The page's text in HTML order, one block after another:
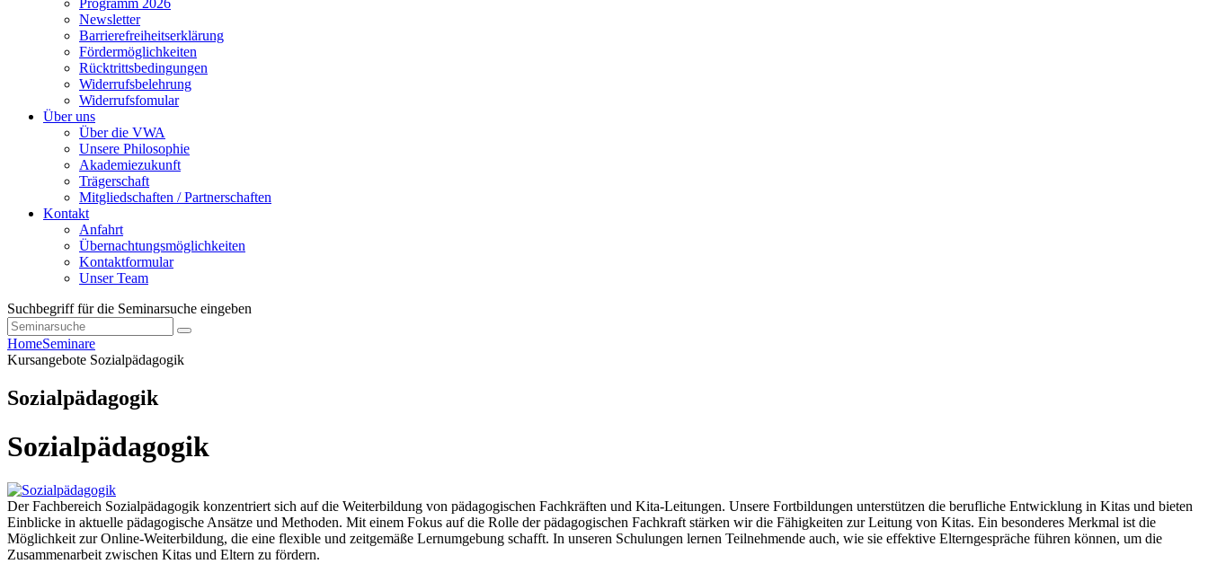
Programm 2026
Newsletter
Barrierefreiheitserklärung
Fördermöglichkeiten
Rücktrittsbedingungen
Widerrufsbelehrung
Widerrufsfomular
Über uns
Über die VWA
Unsere Philosophie
Akademiezukunft
Trägerschaft
Mitgliedschaften / Partnerschaften
Kontakt
Anfahrt
Übernachtungsmöglichkeiten
Kontaktformular
Unser Team
Suchbegriff für die Seminarsuche eingeben
HomeSeminare
Kursangebote Sozialpädagogik
Sozialpädagogik
Sozialpädagogik
Der Fachbereich Sozialpädagogik konzentriert sich auf die Weiterbildung von pädagogischen Fachkräften und Kita-Leitungen. Unsere Fortbildungen unterstützen die berufliche Entwicklung in Kitas und bieten
Einblicke in aktuelle pädagogische Ansätze und Methoden. Mit einem Fokus auf die Rolle der pädagogischen Fachkraft stärken wir die Fähigkeiten zur Leitung von Kitas. Ein besonderes Merkmal ist die
Möglichkeit zur Online-Weiterbildung, die eine flexible und zeitgemäße Lernumgebung schafft. In unseren Schulungen lernen Teilnehmende auch, wie sie effektive Elterngespräche führen können, um die
Zusammenarbeit zwischen Kitas und Eltern zu fördern.